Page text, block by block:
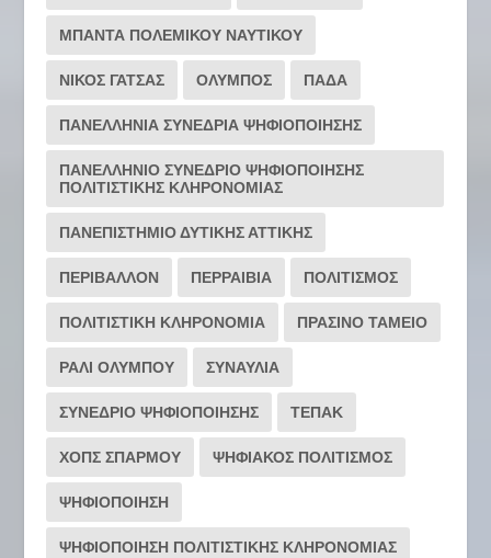
ΜΠΑΝΤΑ ΠΟΛΕΜΙΚΟΥ ΝΑΥΤΙΚΟΥ
ΝΙΚΟΣ ΓΑΤΣΑΣ ΟΛΥΜΠΟΣ ΠΑΔΑ
ΠΑΝΕΛΛΗΝΙΑ ΣΥΝΕΔΡΙΑ ΨΗΦΙΟΠΟΙΗΣΗΣ
ΠΑΝΕΛΛΗΝΙΟ ΣΥΝΕΔΡΙΟ ΨΗΦΙΟΠΟΙΗΣΗΣ
ΠΟΛΙΤΙΣΤΙΚΗΣ ΚΛΗΡΟΝΟΜΙΑΣ
ΠΑΝΕΠΙΣΤΗΜΙΟ ΔΥΤΙΚΗΣ ΑΤΤΙΚΗΣ
ΠΕΡΙΒΑΛΛΟΝ ΠΕΡΡΑΙΒΙΑ ΠΟΛΙΤΙΣΜΟΣ
ΠΟΛΙΤΙΣΤΙΚΗ ΚΛΗΡΟΝΟΜΙΑ ΠΡΑΣΙΝΟ ΤΑΜΕΙΟ
ΡΆΛΙ ΟΛΎΜΠΟΥ ΣΥΝΑΥΛΙΑ
ΣΥΝΕΔΡΙΟ ΨΗΦΙΟΠΟΙΗΣΗΣ ΤΕΠΑΚ
ΧΟΠΣ ΣΠΑΡΜΟΥ ΨΗΦΙΑΚΟΣ ΠΟΛΙΤΙΣΜΟΣ
ΨΗΦΙΟΠΟΙΗΣΗ
ΨΗΦΙΟΠΟΙΗΣΗ ΠΟΛΙΤΙΣΤΙΚΗΣ ΚΛΗΡΟΝΟΜΙΑΣ